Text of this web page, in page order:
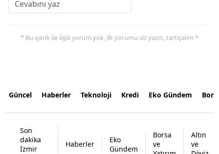
* Bu içerik ile ilgili yorum yok, ilk yorumu siz yazın, tartışalım *
Güncel Haberler Teknoloji Kredi Eko Gündem
Son
dakika
İzmir
Haberler
Eko
Gündem
Borsa
ve
Altın
ve